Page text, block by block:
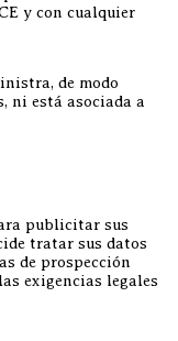
y con cualquier
de modo
ni está asociada a
publicitar sus
tratar sus datos
de prospección
exigencias legales